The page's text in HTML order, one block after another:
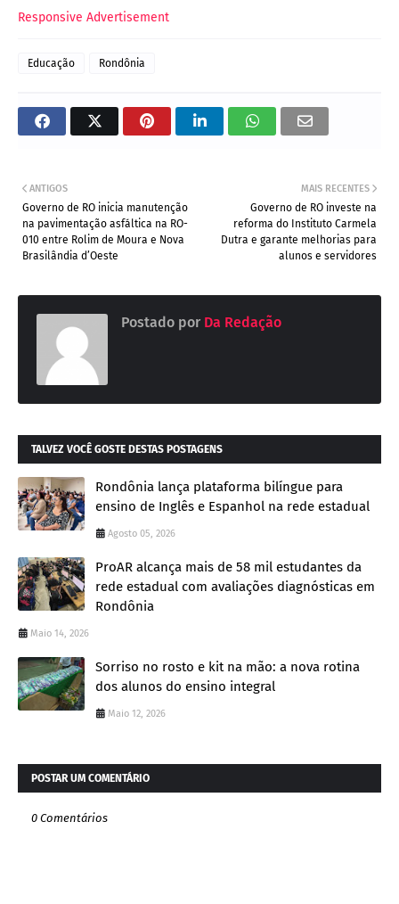
Responsive Advertisement
Educação Rondônia
MAIS RECENTES
Governo de RO investe na
reforma do Instituto Carmela
Dutra e garante melhorias para
alunos e servidores
ANTIGOS
Governo de RO inicia manutenção
na pavimentação asfáltica na RO-
010 entre Rolim de Moura e Nova
Brasilândia d’Oeste
Postado por Da Redação
TALVEZ VOCÊ GOSTE DESTAS POSTAGENS
Rondônia lança plataforma bilíngue para
ensino de Inglês e Espanhol na rede estadual
Agosto 05, 2026
ProAR alcança mais de 58 mil estudantes da
rede estadual com avaliações diagnósticas em
Rondônia
Maio 14, 2026
Sorriso no rosto e kit na mão: a nova rotina
dos alunos do ensino integral
Maio 12, 2026
POSTAR UM COMENTÁRIO
0 Comentários